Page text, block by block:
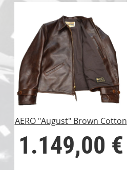
AERO "August" Brown Cotton
1.149,00 €